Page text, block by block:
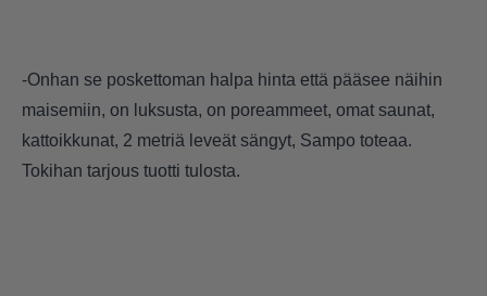
-Onhan se poskettoman halpa hinta että pääsee näihin
maisemiin, on luksusta, on poreammeet, omat saunat,
kattoikkunat, 2 metriä leveät sängyt, Sampo toteaa.
Tokihan tarjous tuotti tulosta.